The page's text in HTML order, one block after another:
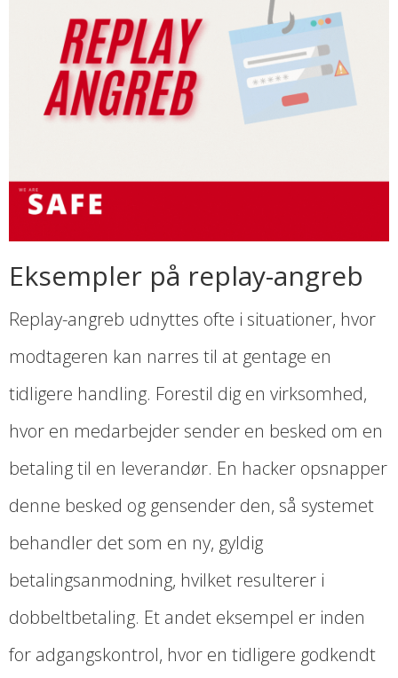
Eksempler på replay-angreb
Replay-angreb udnyttes ofte i situationer, hvor
modtageren kan narres til at gentage en
tidligere handling. Forestil dig en virksomhed,
hvor en medarbejder sender en besked om en
betaling til en leverandør. En hacker opsnapper
denne besked og gensender den, så systemet
behandler det som en ny, gyldig
betalingsanmodning, hvilket resulterer i
dobbeltbetaling. Et andet eksempel er inden
for adgangskontrol, hvor en tidligere godkendt